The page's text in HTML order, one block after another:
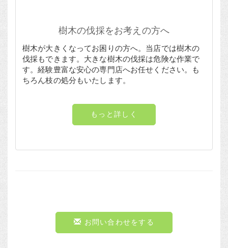
樹木の伐採をお考えの方へ
樹木が大きくなってお困りの方へ。当店では樹木の
伐採もできます。大きな樹木の伐採は危険な作業で
す。経験豊富な安心の専門店へお任せください。も
ちろん枝の処分もいたします。
もっと詳しく
お問い合わせをする